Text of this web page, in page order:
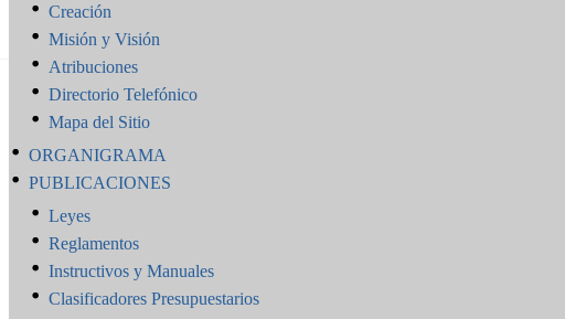
Creación
Misión y Visión
Atribuciones
Directorio Telefónico
Mapa del Sitio
ORGANIGRAMA
PUBLICACIONES
Leyes
Reglamentos
Instructivos y Manuales
Clasificadores Presupuestarios